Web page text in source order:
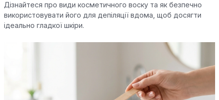
Дізнайтеся про види косметичного воску та як безпечно
використовувати його для депіляції вдома, щоб досягти
ідеально гладкої шкіри.